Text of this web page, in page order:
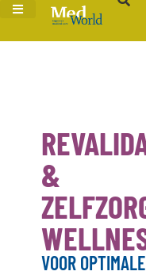
&
VOOR